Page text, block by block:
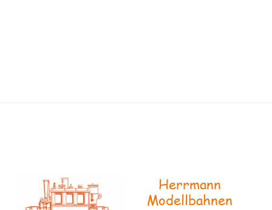
Herrmann
Modellbahnen